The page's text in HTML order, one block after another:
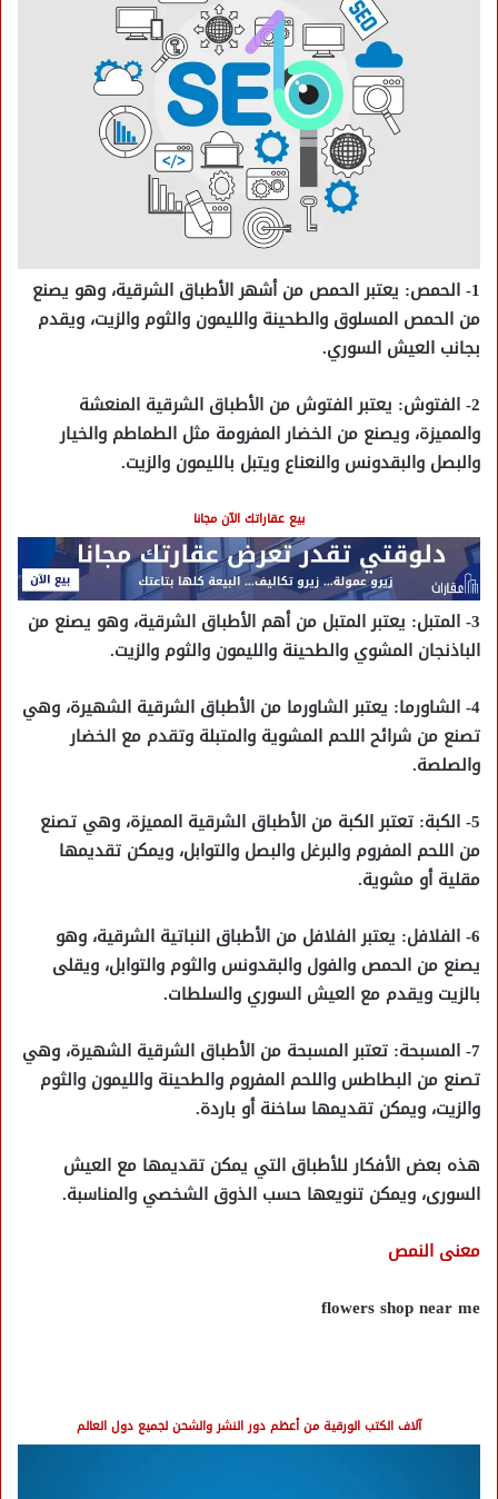
1- الحمص: يعتبر الحمص من أشهر الأطباق الشرقية، وهو يصنع
من الحمص المسلوق والطحينة والليمون والثوم والزيت، ويقدم
بجانب العيش السوري.
2- الفتوش: يعتبر الفتوش من الأطباق الشرقية المنعشة
والمميزة، ويصنع من الخضار المفرومة مثل الطماطم والخيار
والبصل والبقدونس والنعناع ويتبل بالليمون والزيت.
بيع عقاراتك الآن مجانا
3- المتبل: يعتبر المتبل من أهم الأطباق الشرقية، وهو يصنع من
الباذنجان المشوي والطحينة والليمون والثوم والزيت.
4- الشاورما: يعتبر الشاورما من الأطباق الشرقية الشهيرة، وهي
تصنع من شرائح اللحم المشوية والمتبلة وتقدم مع الخضار
والصلصة.
5- الكبة: تعتبر الكبة من الأطباق الشرقية المميزة، وهي تصنع
من اللحم المفروم والبرغل والبصل والتوابل، ويمكن تقديمها
مقلية أو مشوية.
6- الفلافل: يعتبر الفلافل من الأطباق النباتية الشرقية، وهو
يصنع من الحمص والفول والبقدونس والثوم والتوابل، ويقلى
بالزيت ويقدم مع العيش السوري والسلطات.
7- المسبحة: تعتبر المسبحة من الأطباق الشرقية الشهيرة، وهي
تصنع من البطاطس واللحم المفروم والطحينة والليمون والثوم
والزيت، ويمكن تقديمها ساخنة أو باردة.
هذه بعض الأفكار للأطباق التي يمكن تقديمها مع العيش
السورى، ويمكن تنويعها حسب الذوق الشخصي والمناسبة.
معنى النمص
flowers shop near me
آلاف الكتب الورقية من أعظم دور النشر والشحن لجميع دول العالم